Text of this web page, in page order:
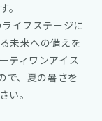
。
イフステージに
未来への備えを
ティワンアイス
で、夏の暑さを
い。